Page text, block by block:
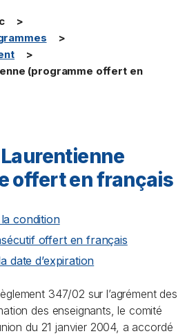
(programme offert en
offert en français
condition
offert en français
date d’expiration
347/02 sur l’agrément des
des enseignants, le comité
du 21 janvier 2004, a accordé